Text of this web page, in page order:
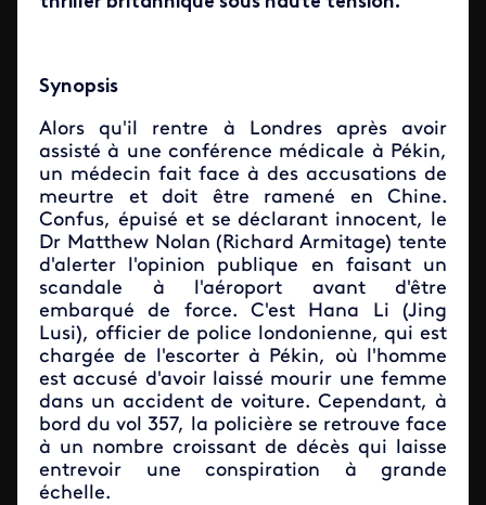
Synopsis
Alors qu'il rentre à Londres après avoir
assisté à une conférence médicale à Pékin,
un médecin fait face à des accusations de
meurtre et doit être ramené en Chine.
Confus, épuisé et se déclarant innocent, le
Dr Matthew Nolan (Richard Armitage) tente
d'alerter l'opinion publique en faisant un
scandale à l'aéroport avant d'être
embarqué de force. C'est Hana Li (Jing
Lusi), officier de police londonienne, qui est
chargée de l'escorter à Pékin, où l'homme
est accusé d'avoir laissé mourir une femme
dans un accident de voiture. Cependant, à
bord du vol 357, la policière se retrouve face
à un nombre croissant de décès qui laisse
entrevoir une conspiration à grande
échelle.